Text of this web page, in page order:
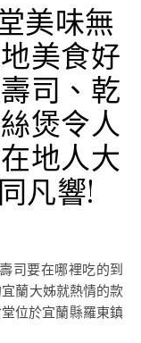
美味無
美食好
司、乾
煲令人
地人大
凡響!
蘭大姊就熱情的款
位於宜蘭縣羅東鎮